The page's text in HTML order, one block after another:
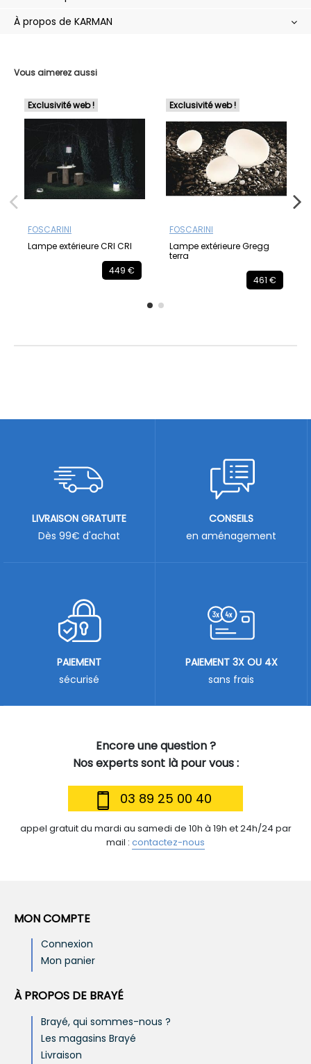
Vous aimerez aussi
Exclusivité web !
FOSCARINI
Lampe extérieure CRI CRI
449 €
Exclusivité web !
FOSCARINI
Lampe extérieure Gregg
terra
461 €
À propos de KARMAN
Encore une question ?
Nos experts sont là pour vous :
03 89 25 00 40
appel gratuit du mardi au samedi de 10h à 19h et 24h/24 par
mail : contactez-nous
LIVRAISON GRATUITE
Dès 99€ d'achat
CONSEILS
en aménagement
PAIEMENT
sécurisé
PAIEMENT 3X OU 4X
sans frais
MON COMPTE
Connexion
Mon panier
À PROPOS DE BRAYÉ
Brayé, qui sommes-nous ?
Les magasins Brayé
Livraison